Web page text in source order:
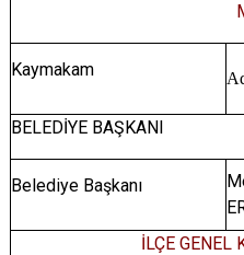
Çal
Çameli
Kaymakam
BELEDİYE BAŞKANI
Belediye Başkanı
İLÇE GENEL